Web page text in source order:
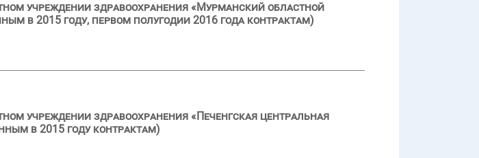
учреждении здравоохранения «Мурманский областной
в 2015 году, первом полугодии 2016 года контрактам)
учреждении здравоохранения «Печенгская центральная
в 2015 году контрактам)